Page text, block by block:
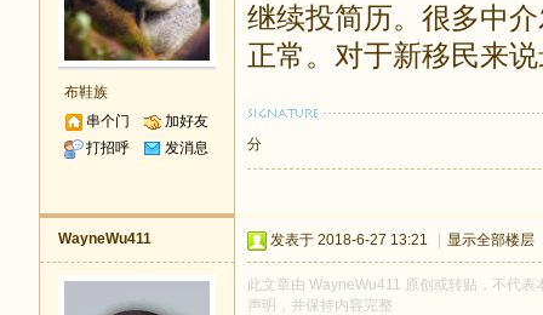
布鞋族
串个门
加好友
打招呼
发消息
继续投简历。很多中
正常。对于新移民来
分
WayneWu411 发表于 2018-6-27 13:21 显示全部楼层
此文章由 WayneWu411 原创或转贴，不代
声明，并保持内容完整